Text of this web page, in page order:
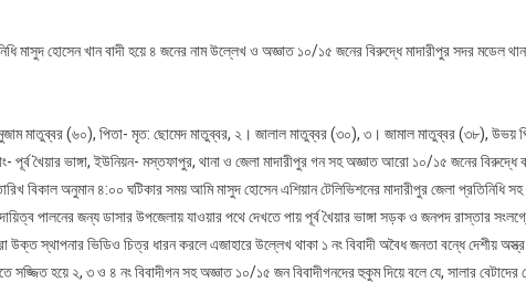
মাসুদ হোসেন খান বাদী হয়ে ৪ জনের নাম উল্লেখ ও অজ্ঞাত ১০/১৫ জনের বিরুদ্ধে মাদারীপুর সদর মডেল
মুজাম মাতুব্বর (৬০), পিতা- মৃত: ছোমেদ মাতুব্বর, ২। জালাল মাতুব্বর (৩০), ৩। জামাল মাতুব্বর (৩৮), উভয়
পূর্ব খৈয়ার ভাঙ্গা, ইউনিয়ন- মস্তফাপুর, থানা ও জেলা মাদারীপুর গন সহ অজ্ঞাত আরো ১০/১৫ জনের
বিকাল অনুমান ৪:০০ ঘটিকার সময় আমি মাসুদ হোসেন এশিয়ান টেলিভিশনের মাদারীপুর জেলা প্রতিনিধি সহ
পালনের জন্য ডাসার উপজেলায় যাওয়ার পথে দেখতে পায় পূর্ব খৈয়ার ভাঙ্গা সড়ক ও জনপদ রাস্তার
উক্ত স্থাপনার ভিডিও চিত্র ধারন করলে এজাহারে উল্লেখ থাকা ১ নং বিবাদী অবৈধ জনতা বন্ধে দেশীয়
সজ্জিত হয়ে ২, ৩ ও ৪ নং বিবাদীগন সহ অজ্ঞাত ১০/১৫ জন বিবাদীগনদের হুকুম দিয়ে বলে যে, সালার বেটাদের